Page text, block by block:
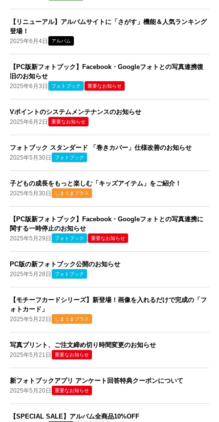
【リニューアル】アルバムサイトに「さがす」機能＆人気ランキング
登場！
2025年6月4日 アルバム
【PC版新フォトブック】Facebook・Googleフォトとの写真連携復
旧のお知らせ
2025年6月3日 フォトブック 重要なお知らせ
Vポイントのシステムメンテナンスのお知らせ
2025年6月2日 重要なお知らせ
フォトブック スタンダード 「巻きカバー」仕様改善のお知らせ
2025年5月30日 フォトブック
子どもの成長をもっと楽しむ「キッズアイテム」をご紹介！
2025年5月30日 しまうまプラス
【PC版新フォトブック】Facebook・Googleフォトとの写真連携に
関する一時停止のお知らせ
2025年5月29日 フォトブック 重要なお知らせ
PC版の新フォトブック公開のお知らせ
2025年5月28日 フォトブック
【モチーフカードシリーズ】新登場！画像を入れるだけで完成の「フ
ォトカード」
2025年5月22日 しまうまプラス
写真プリント、ご注文締め切り時間変更のお知らせ
2025年5月21日 重要なお知らせ
新フォトブックアプリ アンケート回答特典クーポンについて
2025年5月20日 重要なお知らせ
【SPECIAL SALE】アルバム全商品10%OFF